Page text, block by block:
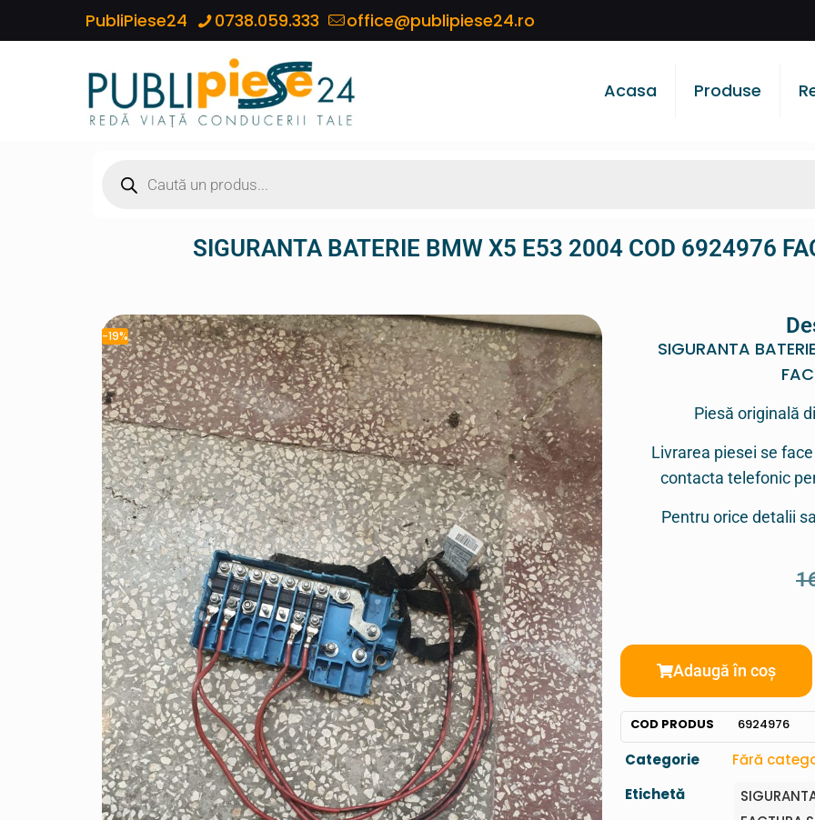
PubliPiese24 0738.059.333 office@publipiese24.ro
Acasa Produse
SIGURANTA BATERIE BMW X5 E53 2004 COD 6924976
-19%
SIGURANTA
Piesă originală
Livrarea piesei se
contacta telefonic
Pentru orice detalii
Adaugă în coș
COD PRODUS 6924976
Categorie
Fără
Etichetă